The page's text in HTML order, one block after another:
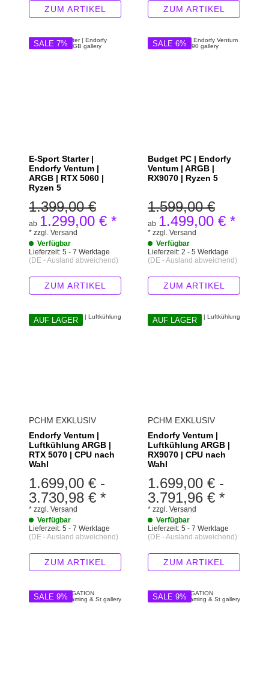
ZUM ARTIKEL ZUM ARTIKEL
SALE 7%
E-Sport Starter |
Endorfy Ventum |
ARGB | RTX 5060 |
Ryzen 5
ab 1.299,00 € *
1.399,00 €
* zzgl. Versand
Verfügbar
Lieferzeit: 5 - 7 Werktage
(DE - Ausland abweichend)
ZUM ARTIKEL
SALE 6%
Budget PC | Endorfy
Ventum | ARGB |
RX9070 | Ryzen 5
ab 1.499,00 € *
1.599,00 €
* zzgl. Versand
Verfügbar
Lieferzeit: 2 - 5 Werktage
(DE - Ausland abweichend)
ZUM ARTIKEL
AUF LAGER
PCHM EXKLUSIV
Endorfy Ventum |
Luftkühlung ARGB |
RTX 5070 | CPU nach
Wahl
1.699,00 € -
3.730,98 € *
* zzgl. Versand
Verfügbar
Lieferzeit: 5 - 7 Werktage
(DE - Ausland abweichend)
ZUM ARTIKEL
AUF LAGER
PCHM EXKLUSIV
Endorfy Ventum |
Luftkühlung ARGB |
RX9070 | CPU nach
Wahl
1.699,00 € -
3.791,96 € *
* zzgl. Versand
Verfügbar
Lieferzeit: 5 - 7 Werktage
(DE - Ausland abweichend)
ZUM ARTIKEL
SALE 9% SALE 9%